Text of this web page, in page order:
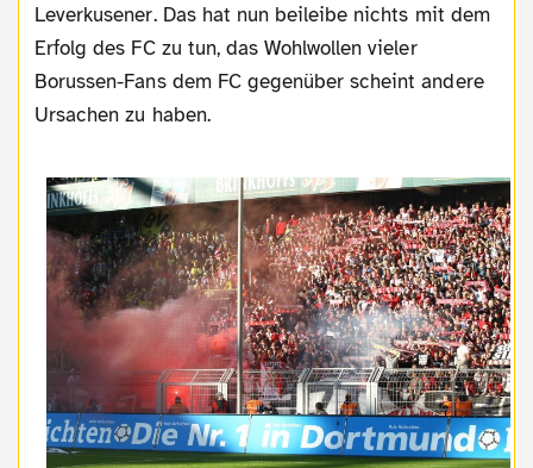
Leverkusener. Das hat nun beileibe nichts mit dem
Erfolg des FC zu tun, das Wohlwollen vieler
Borussen-Fans dem FC gegenüber scheint andere
Ursachen zu haben.